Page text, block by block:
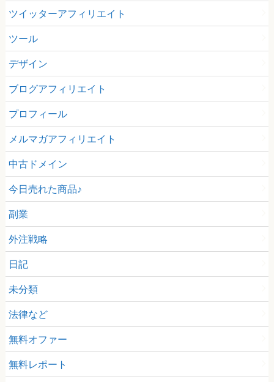
ツイッターアフィリエイト
ツール
デザイン
ブログアフィリエイト
プロフィール
メルマガアフィリエイト
中古ドメイン
今日売れた商品♪
副業
外注戦略
日記
未分類
法律など
無料オファー
無料レポート